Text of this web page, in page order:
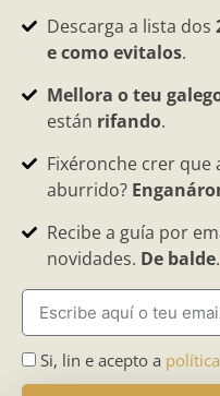
Descarga a lista dos
e como evitalos.
Mellora o teu
están rifando.
Fixéronche crer
aburrido?
Recibe a guía por
novidades. De balde.
Si, lin e acepto a